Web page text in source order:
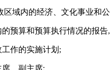
区域内的经济、文化事业和
预算和预算执行情况的报
作的实施计划;
、副主席;